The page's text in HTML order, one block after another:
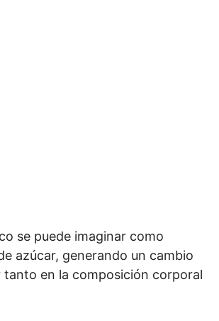
se puede imaginar como
azúcar, generando un cambio
en la composición corporal